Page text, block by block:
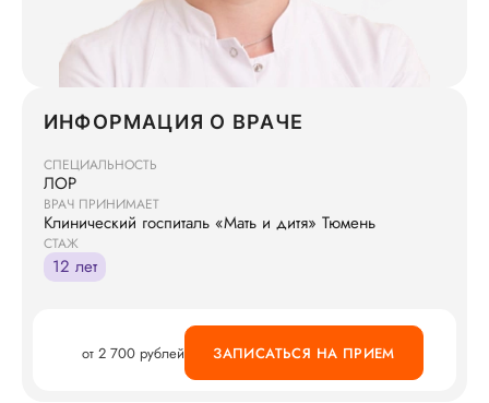
ИНФОРМАЦИЯ О ВРАЧЕ
СПЕЦИАЛЬНОСТЬ
ЛОР
ВРАЧ ПРИНИМАЕТ
Клинический госпиталь «Мать и дитя» Тюмень
СТАЖ
12 лет
от 2 700 рублей ЗАПИСАТЬСЯ НА ПРИЕМ